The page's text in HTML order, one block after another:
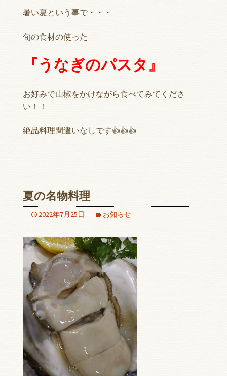
暑い夏という事で・・・
旬の食材の使った
『うなぎのパスタ』
お好みで山椒をかけながら食べてみてくださ
い！！
絶品料理間違いなしです👍👍👍
夏の名物料理
2022年7月25日 お知らせ